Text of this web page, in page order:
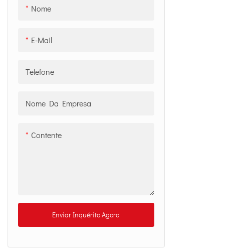
Nome
E-Mail
Telefone
Nome Da Empresa
Contente
Enviar Inquérito Agora